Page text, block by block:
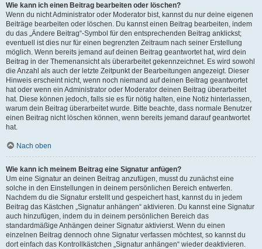
Wie kann ich einen Beitrag bearbeiten oder löschen?
Wenn du nicht Administrator oder Moderator bist, kannst du nur deine eigenen
Beiträge bearbeiten oder löschen. Du kannst einen Beitrag bearbeiten, indem
du das „Ändere Beitrag“-Symbol für den entsprechenden Beitrag anklickst;
eventuell ist dies nur für einen begrenzten Zeitraum nach seiner Erstellung
möglich. Wenn bereits jemand auf deinen Beitrag geantwortet hat, wird dein
Beitrag in der Themenansicht als überarbeitet gekennzeichnet. Es wird sowohl
die Anzahl als auch der letzte Zeitpunkt der Bearbeitungen angezeigt. Dieser
Hinweis erscheint nicht, wenn noch niemand auf deinen Beitrag geantwortet
hat oder wenn ein Administrator oder Moderator deinen Beitrag überarbeitet
hat. Diese können jedoch, falls sie es für nötig halten, eine Notiz hinterlassen,
warum dein Beitrag überarbeitet wurde. Bitte beachte, dass normale Benutzer
einen Beitrag nicht löschen können, wenn bereits jemand darauf geantwortet
hat.
Nach oben
Wie kann ich meinem Beitrag eine Signatur anfügen?
Um eine Signatur an deinen Beitrag anzufügen, musst du zunächst eine
solche in den Einstellungen in deinem persönlichen Bereich entwerfen.
Nachdem du die Signatur erstellt und gespeichert hast, kannst du in jedem
Beitrag das Kästchen „Signatur anhängen“ aktivieren. Du kannst eine Signatur
auch hinzufügen, indem du in deinem persönlichen Bereich das
standardmäßige Anhängen deiner Signatur aktivierst. Wenn du einen
einzelnen Beitrag dennoch ohne Signatur verfassen möchtest, so kannst du
dort einfach das Kontrollkästchen „Signatur anhängen“ wieder deaktivieren.